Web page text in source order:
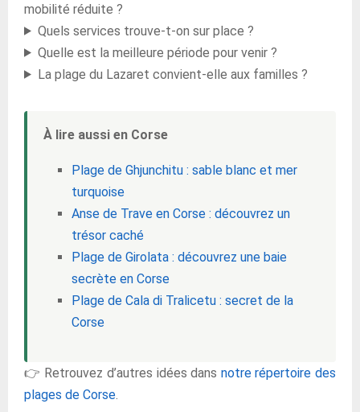
mobilité réduite ?
Quels services trouve-t-on sur place ?
Quelle est la meilleure période pour venir ?
La plage du Lazaret convient-elle aux familles ?
À lire aussi en Corse
Plage de Ghjunchitu : sable blanc et mer
turquoise
Anse de Trave en Corse : découvrez un
trésor caché
Plage de Girolata : découvrez une baie
secrète en Corse
Plage de Cala di Tralicetu : secret de la
Corse
👉 Retrouvez d’autres idées dans notre répertoire des
plages de Corse